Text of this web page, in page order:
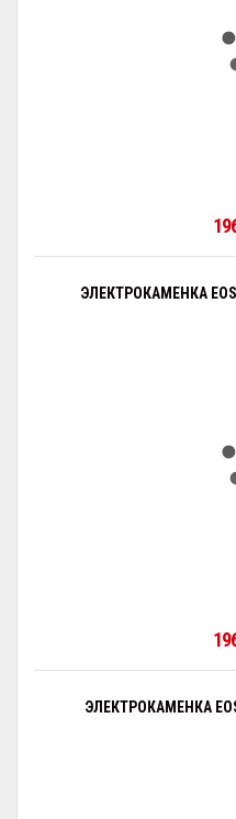
ЭЛЕКТРОКАМЕНКА EOS
ЭЛЕКТРОКАМЕНКА